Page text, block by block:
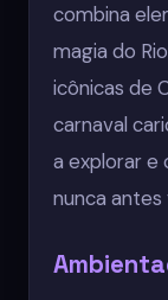
combina
magia do
icônicas de
carnaval
a explorar e
nunca antes